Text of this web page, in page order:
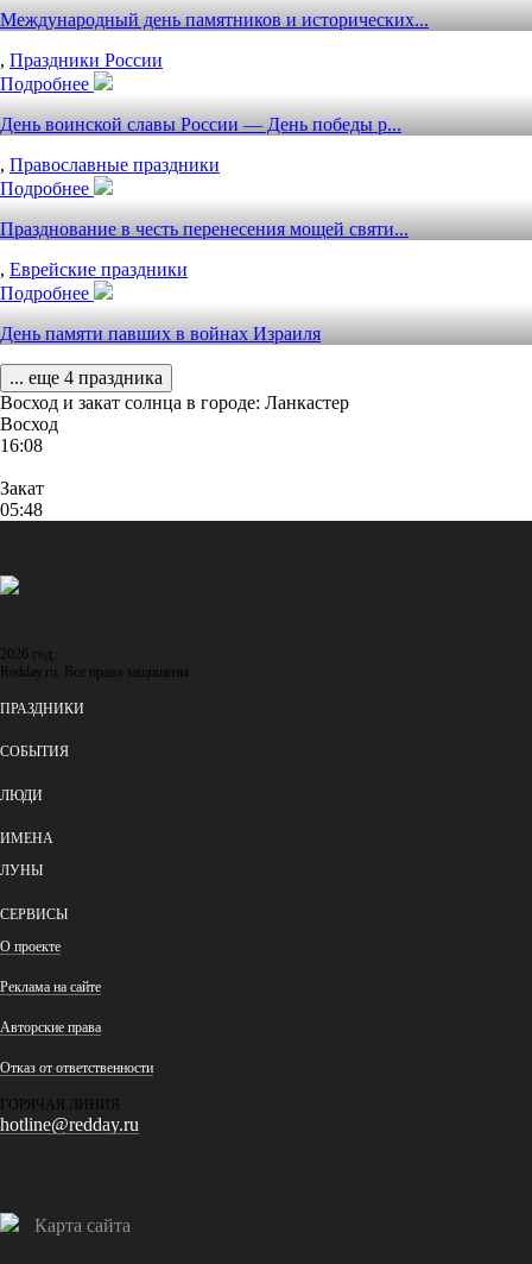
Международный день памятников и исторических...
, Праздники России
Подробнее
День воинской славы России — День победы р...
, Православные праздники
Подробнее
Празднование в честь перенесения мощей святи...
, Еврейские праздники
Подробнее
День памяти павших в войнах Израиля
... еще 4 праздника
Восход и закат солнца в городе: Ланкастер
Восход
16:08
Закат
05:48
2026 год.
Redday.ru. Все права защищены
ПРАЗДНИКИ
СОБЫТИЯ
ЛЮДИ
ИМЕНА
ЛУНЫ
СЕРВИСЫ
О проекте
Реклама на сайте
Авторские права
Отказ от ответственности
ГОРЯЧАЯ ЛИНИЯ
hotline@redday.ru
Карта сайта